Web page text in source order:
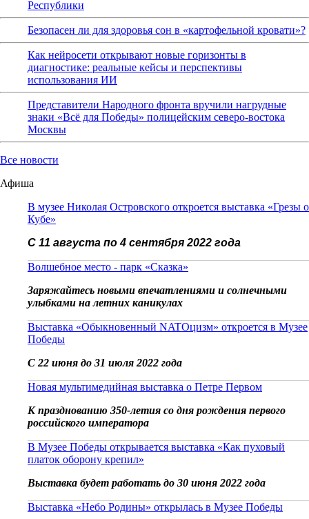
Республики
Безопасен ли для здоровья сон в «картофельной кровати»?
Как нейросети открывают новые горизонты в
диагностике: реальные кейсы и перспективы
использования ИИ
Представители Народного фронта вручили нагрудные
знаки «Всё для Победы» полицейским северо-востока
Москвы
Все новости
Афиша
В музее Николая Островского откроется выставка «Грезы о
Кубе»
С 11 августа по 4 сентября 2022 года
Волшебное место - парк «Сказка»
Заряжайтесь новыми впечатлениями и солнечными
улыбками на летних каникулах
Выставка «Обыкновенный NATOцизм» откроется в Музее
Победы
С 22 июня до 31 июля 2022 года
Новая мультимедийная выставка о Петре Первом
К празднованию 350-летия со дня рождения первого
российского императора
В Музее Победы открывается выставка «Как пуховый
платок оборону крепил»
Выставка будет работать до 30 июня 2022 года
Выставка «Небо Родины» открылась в Музее Победы